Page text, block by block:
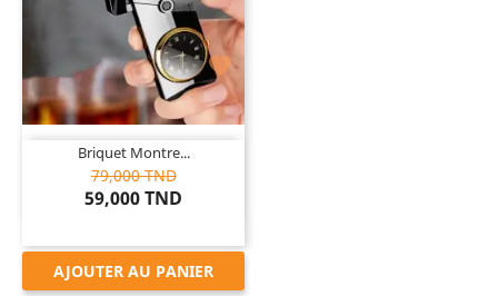

Briquet Montre...
79,000 TND
59,000 TND
AJOUTER AU PANIER